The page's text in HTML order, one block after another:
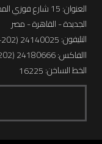
العنوان: 15
الجديدة - القاهرة - مصر
التليفون:24140025 (202+)
االفاكس: 24180666 (202+)
الخط الساخن:16225